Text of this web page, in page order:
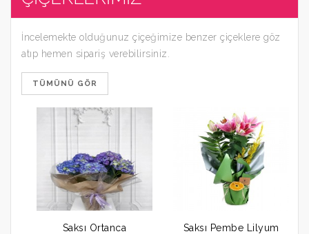
İncelemekte olduğunuz çiçeğimize benzer çiçeklere göz
atıp hemen sipariş verebilirsiniz.
TÜMÜNÜ GÖR
Saksı Ortanca Saksı Pembe Lilyum